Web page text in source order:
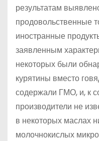
результатам
продовольственные
иностранные
заявленным
некоторых были
курятины вместо
содержали ГМО, и, к
производители не
в некоторых маслах
молочнокислых